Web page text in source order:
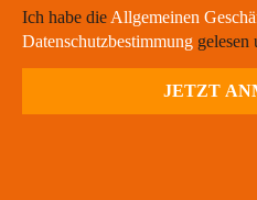
Ich habe die Allgemeinen
Datenschutzbestimmung gelesen